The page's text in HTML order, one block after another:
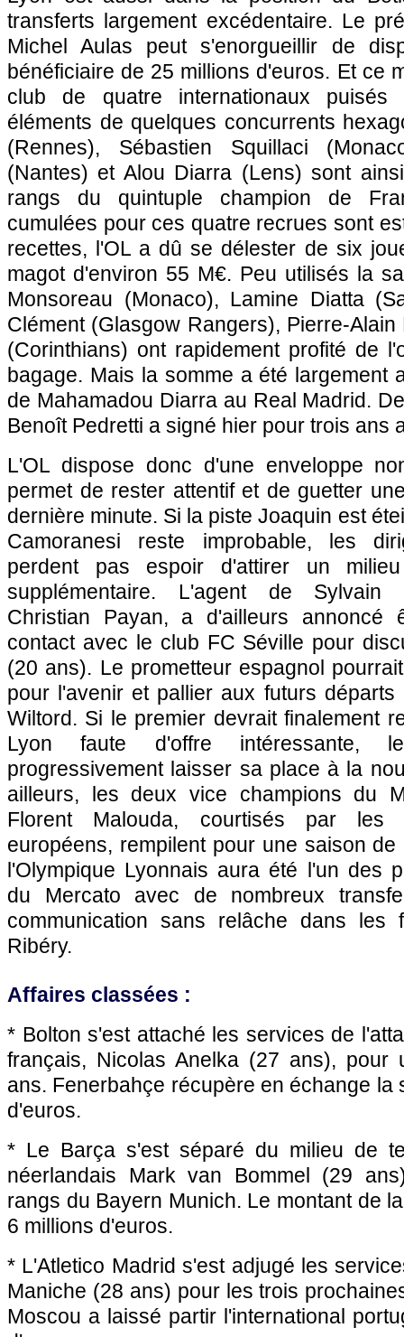
transferts largement excédentaire. Le
Michel Aulas peut s'enorgueillir de
bénéficiaire de 25 millions d'euros. Et ce
club de quatre internationaux puisés
éléments de quelques concurrents
(Rennes), Sébastien Squillaci (
(Nantes) et Alou Diarra (Lens) sont
rangs du quintuple champion de
cumulées pour ces quatre recrues sont
recettes, l'OL a dû se délester de six
magot d'environ 55 M€. Peu utilisés la
Monsoreau (Monaco), Lamine Diatta
Clément (Glasgow Rangers), Pierre-Alain
(Corinthians) ont rapidement profité de
bagage. Mais la somme a été largement
de Mahamadou Diarra au Real Madrid.
Benoît Pedretti a signé hier pour trois ans
L'OL dispose donc d'une enveloppe
permet de rester attentif et de guetter
dernière minute. Si la piste Joaquin est
Camoranesi reste improbable, les
perdent pas espoir d'attirer un
supplémentaire. L'agent de Sylvain
Christian Payan, a d'ailleurs annoncé
contact avec le club FC Séville pour
(20 ans). Le prometteur espagnol
pour l'avenir et pallier aux futurs
Wiltord. Si le premier devrait finalement
Lyon faute d'offre intéressante,
progressivement laisser sa place à la
ailleurs, les deux vice champions du
Florent Malouda, courtisés par les
européens, rempilent pour une saison
l'Olympique Lyonnais aura été l'un des
du Mercato avec de nombreux
communication sans relâche dans les
Ribéry.
Affaires classées :
* Bolton s'est attaché les services de
français, Nicolas Anelka (27 ans), pour
ans. Fenerbahçe récupère en échange la
d'euros.
* Le Barça s'est séparé du milieu de
néerlandais Mark van Bommel (29
rangs du Bayern Munich. Le montant de
6 millions d'euros.
* L'Atletico Madrid s'est adjugé les
Maniche (28 ans) pour les trois
Moscou a laissé partir l'international